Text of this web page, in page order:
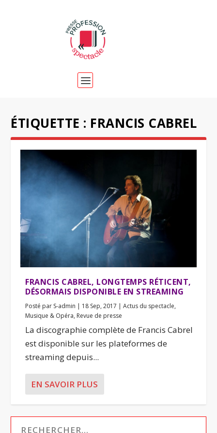
ÉTIQUETTE : FRANCIS CABREL
FRANCIS CABREL, LONGTEMPS RÉTICENT,
DÉSORMAIS DISPONIBLE EN STREAMING
Posté par S-admin | 18 Sep, 2017 |Actus du spectacle,
Musique & Opéra, Revue de presse
La discographie complète de Francis Cabrel
est disponible sur les plateformes de
streaming depuis...
EN SAVOIR PLUS